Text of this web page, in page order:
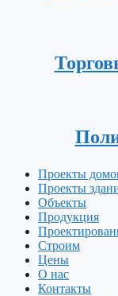
Проекты
Проекты
Объекты
Продукция
Строим
Цены
О нас
Контакты